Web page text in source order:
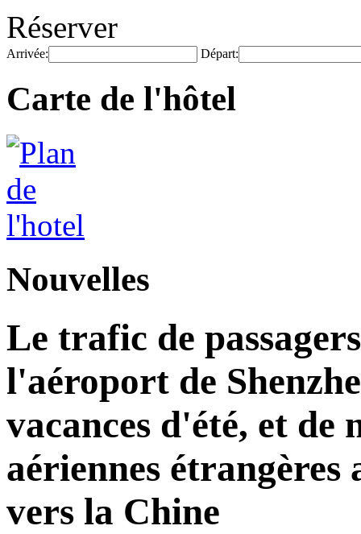
Réserver
Arrivée: Départ:
Carte de l'hôtel
Nouvelles
Le trafic de
l'aéroport de
vacances d'été, et de
aériennes
vers la Chine